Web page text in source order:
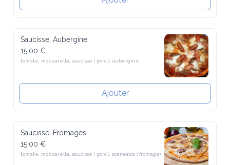
Saucisse, Aubergine
15.00 €
tomate, mozzarella, saucisse ( porc ), aubergine
Ajouter
Saucisse, Fromages
15.00 €
tomate, mozzarella, saucisse ( porc ), scamorza ( fromage)